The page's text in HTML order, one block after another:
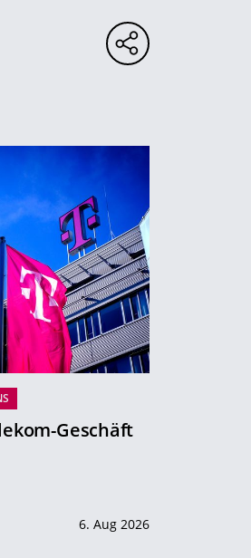
Geschäft
6. Aug 2026